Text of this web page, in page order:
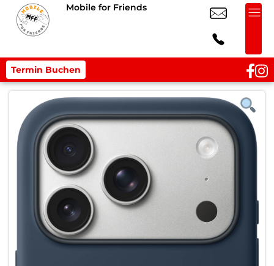
Mobile for Friends
Termin Buchen